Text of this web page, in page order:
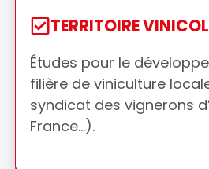
TERRITOIRE
Études pour le
filière de viniculture
syndicat des vignerons
France…).